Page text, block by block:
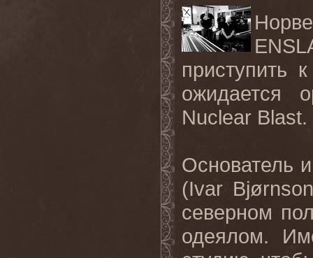
приступить
ожидается
Nuclear Blast.
Основатель
(Ivar
северном
одеялом.